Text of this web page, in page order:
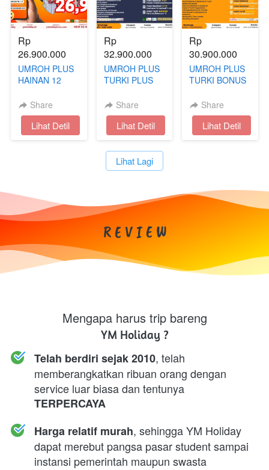
Rp
26.900.000
UMROH PLUS
HAINAN 12
TAHUN
Share
`Lihat Detil
Rp
32.900.000
UMROH PLUS
TURKI PLUS
CAPPADOCIA
Share
`
Lihat Detil
Rp
30.900.000
UMROH PLUS
TURKI BONUS
13 HARI | JULI
- NOVEMBER
Share
`Lihat Detil
`Lihat Lagi
R E V I E W
Mengapa harus trip bareng
YM Holiday ?
Telah berdiri sejak 2010, telah
memberangkatkan ribuan orang dengan
TERPERCAYA
Harga relatif murah, sehingga YM Holiday
dapat merebut pangsa pasar student sampai
instansi pemerintah maupun swasta